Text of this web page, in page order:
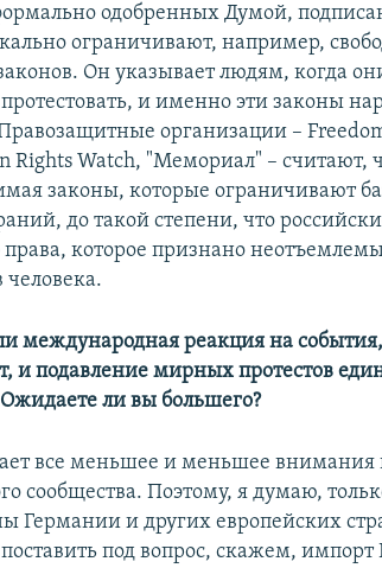
одобренных Думой,
ограничивают, например,
Он указывает людям, когда
протестовать, и именно эти законы
организации –
Watch, "Мемориал" – считают,
законы, которые ограничивают
до такой степени, что
которое признано
международная реакция на
и подавление мирных протестов
ли вы большего?
все меньшее и меньшее внимания
сообщества. Поэтому, я думаю,
Германии и других европейских
под вопрос, скажем,